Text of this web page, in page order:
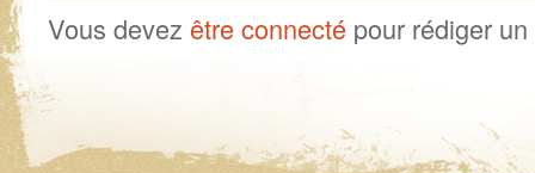
Vous devez être connecté pour rédiger